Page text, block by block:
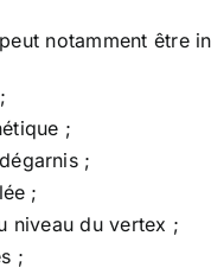
notamment être
;
;
;
niveau du vertex ;
;